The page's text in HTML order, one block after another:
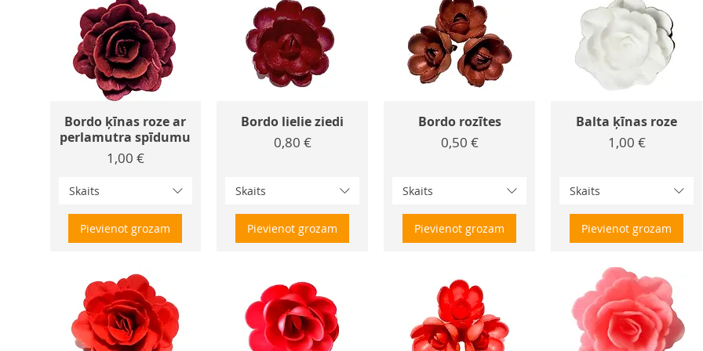
Bordo ķīnas roze ar
perlamutra spīdumu
Cena
1,00 €
Skaits
Pievienot grozam
Bordo lielie ziedi
Cena
0,80 €
Skaits
Pievienot grozam
Bordo rozītes
Cena
0,50 €
Skaits
Pievienot grozam
Balta ķīnas roze
Cena
1,00 €
Skaits
Pievienot grozam